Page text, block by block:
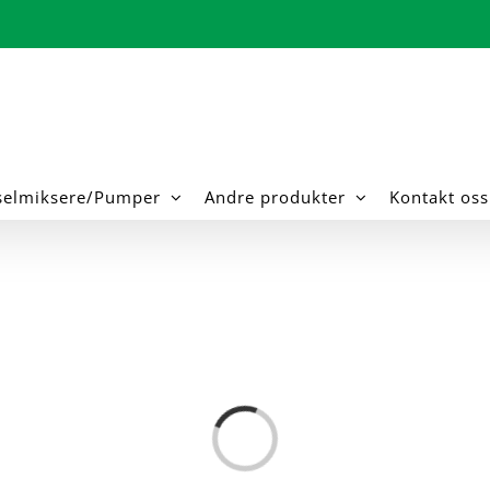
Pumper Andre produkter Kontakt oss
Loading...